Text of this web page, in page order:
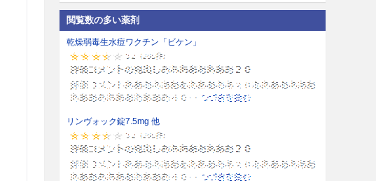
閲覧数の多い薬剤
乾燥弱毒生水痘ワクチン「ビケン」
リンヴォック錠7.5mg 他